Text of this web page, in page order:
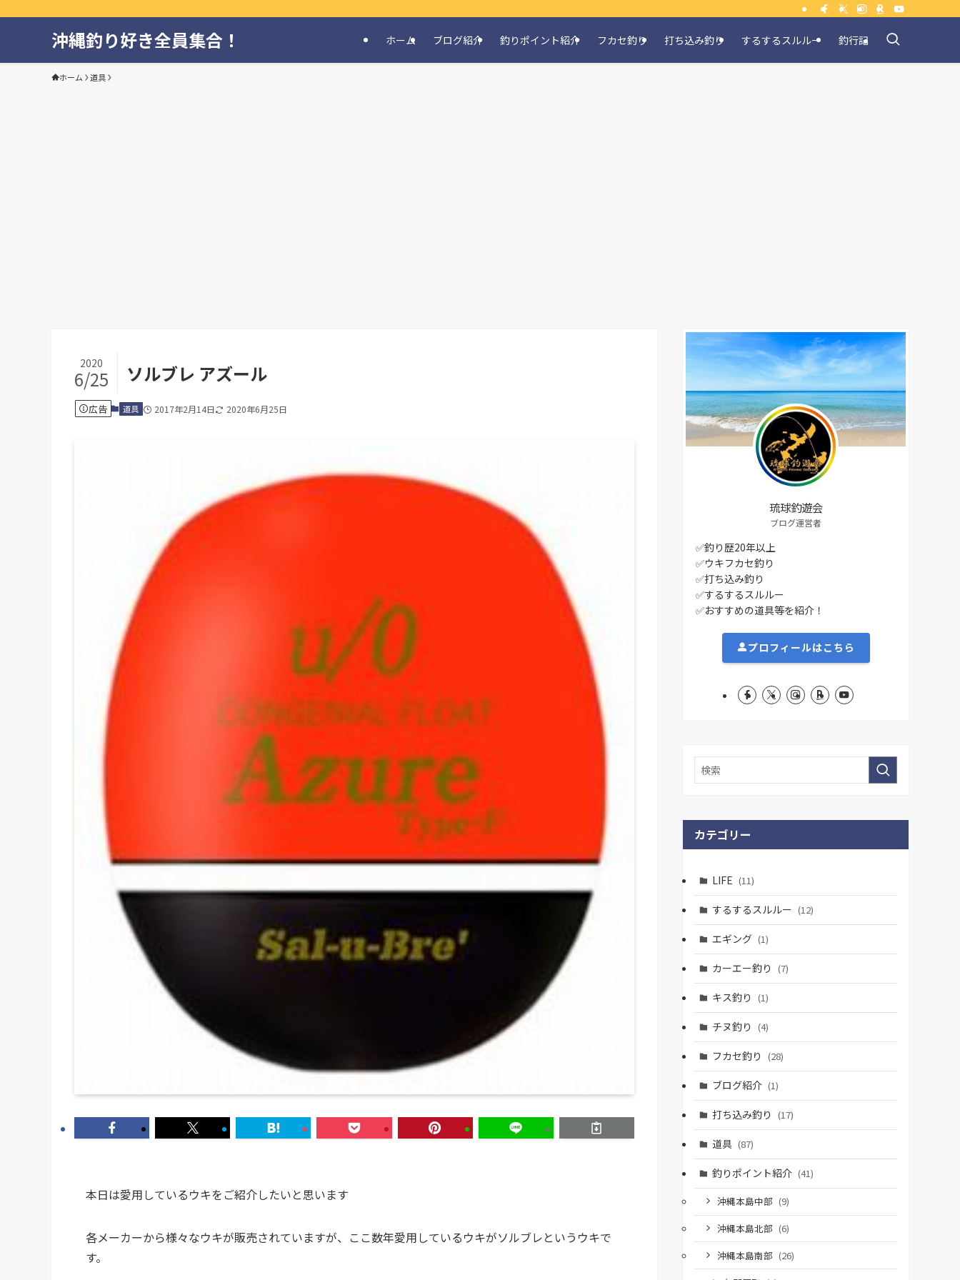
沖縄釣り好き全員集合！ ホーム ブログ紹介 釣りポイント紹介 フカセ釣り 打ち込み釣り するするスルルー 釣行記
ホーム 道具
ソルブレ アズール
2020
6/25
広告 道具 2017年2月14日 2020年6月25日
本日は愛用しているウキをご紹介したいと思います
各メーカーから様々なウキが販売されていますが、ここ数年愛用しているウキがソルブレというウキで
す。
琉球釣遊会
ブログ運営者
✅釣り歴20年以上
✅ウキフカセ釣り
✅打ち込み釣り
✅するするスルルー
✅おすすめの道具等を紹介！
プロフィールはこちら
カテゴリー
LIFE (11)
するするスルルー (12)
エギング (1)
カーエー釣り (7)
キス釣り (1)
チヌ釣り (4)
フカセ釣り (28)
ブログ紹介 (1)
打ち込み釣り (17)
道具 (87)
釣りポイント紹介 (41)
沖縄本島中部 (9)
沖縄本島北部 (6)
沖縄本島南部 (26)